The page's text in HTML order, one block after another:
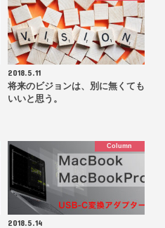
2018.5.11
将来のビジョンは、別に無くても
いいと思う。
Column
2018.5.14